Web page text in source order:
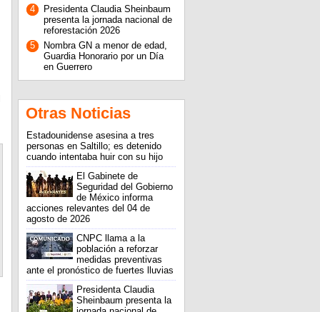
4
Presidenta Claudia Sheinbaum
presenta la jornada nacional de
reforestación 2026
5
Nombra GN a menor de edad,
Guardia Honorario por un Día
en Guerrero
Otras Noticias
Estadounidense asesina a tres
personas en Saltillo; es detenido
cuando intentaba huir con su hijo
El Gabinete de
Seguridad del Gobierno
de México informa
acciones relevantes del 04 de
agosto de 2026
CNPC llama a la
población a reforzar
medidas preventivas
ante el pronóstico de fuertes lluvias
Presidenta Claudia
Sheinbaum presenta la